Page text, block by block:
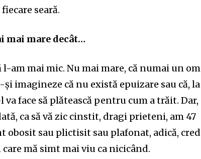
seară.
mai mare decât…
l-am mai mic. Nu mai mare, că numai un om
imagineze că nu există epuizare sau că, la
face să plătească pentru cum a trăit. Dar,
ca să vă zic cinstit, dragi prieteni, am 47
obosit sau plictisit sau plafonat, adică, cred
mă simt mai viu ca nicicând.